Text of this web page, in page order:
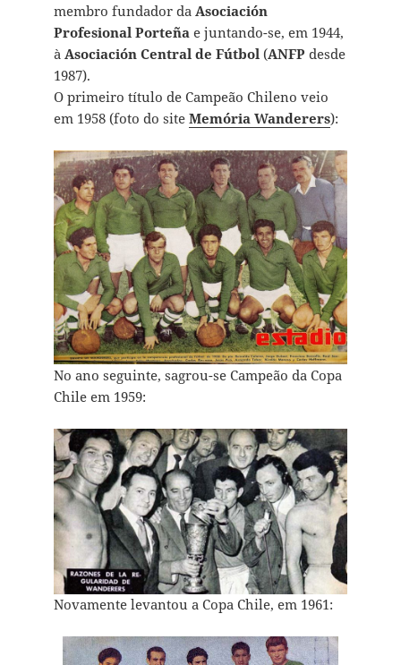
membro fundador da Asociación
Profesional Porteñae juntando-se, em 1944,
à Asociación Central de Fútbol(ANFP desde
1987).
O primeiro título de Campeão Chileno veio
em 1958 (foto do site Memória Wanderers):
No ano seguinte, sagrou-se Campeão da Copa
Chile em 1959:
Novamente levantou a Copa Chile, em 1961: